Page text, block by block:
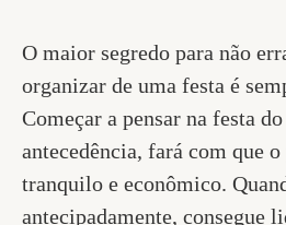
O maior segredo para não
organizar de uma festa é
Começar a pensar na festa
antecedência, fará com que
tranquilo e econômico.
antecipadamente, consegue